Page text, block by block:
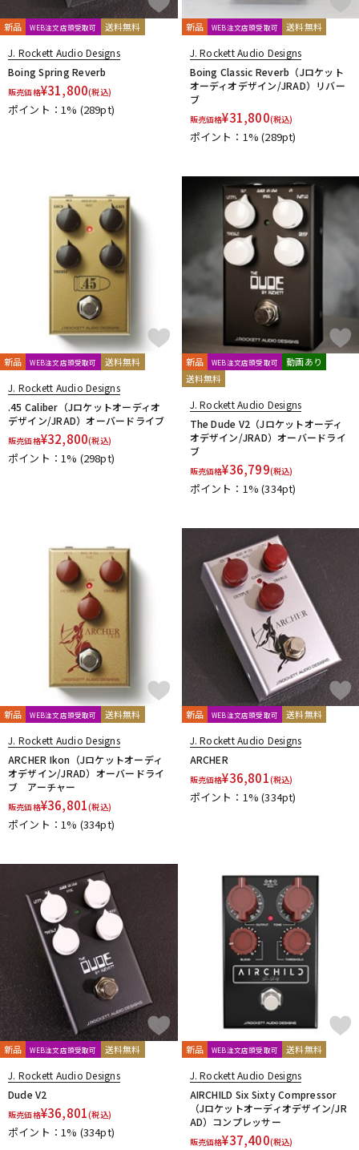
管楽器 その他楽器
アンプ エフェクター
DTM
レコーディング機器
配信/ライブ機器 楽器アクセサリ
中古 ヴィンテージ
新品 WEB注文店頭受取可 送料無料
J. Rockett Audio Designs
Boing Spring Reverb
販売価格¥31,800(税込)
ポイント：1% (289pt)
新品 WEB注文店頭受取可 送料無料
J. Rockett Audio Designs
Boing Classic Reverb（Jロケット
オーディオデザイン/JRAD）リバー
ブ
販売価格¥31,800(税込)
ポイント：1%(289pt)
新品 WEB注文店頭受取可 送料無料
J. Rockett Audio Designs
.45 Caliber（Jロケットオーディオ
デザイン/JRAD）オーバードライブ
販売価格¥32,800(税込)
ポイント：1% (298pt)
新品 WEB注文店頭受取可
動画あり
送料無料
J. Rockett Audio Designs
The Dude V2（Jロケットオーディ
オデザイン/JRAD）オーバードライ
ブ
販売価格¥36,799(税込)
ポイント：1%(334pt)
新品 WEB注文店頭受取可 送料無料
J. Rockett Audio Designs
ARCHER Ikon（Jロケットオーディ
オデザイン/JRAD）オーバードライ
ブ アーチャー
販売価格¥36,801(税込)
ポイント：1% (334pt)
新品 WEB注文店頭受取可 送料無料
J. Rockett Audio Designs
ARCHER
販売価格¥36,801(税込)
ポイント：1%(334pt)
新品 WEB注文店頭受取可 送料無料
J. Rockett Audio Designs
Dude V2
販売価格¥36,801(税込)
ポイント：1% (334pt)
新品 WEB注文店頭受取可 送料無料
J. Rockett Audio Designs
AIRCHILD Six Sixty Compressor
（Jロケットオーディオデザイン/JR
AD）コンプレッサー
販売価格¥37,400(税込)